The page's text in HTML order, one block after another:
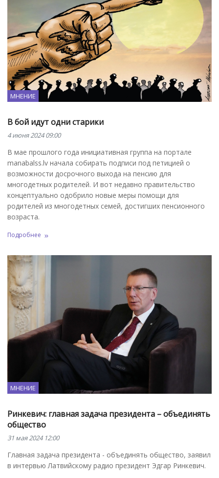
МНЕНИЕ
В бой идут одни старики
4 июня 2024 09:00
В мае прошлого года инициативная группа на портале
manabalss.lv начала собирать подписи под петицией о
возможности досрочного выхода на пенсию для
многодетных родителей. И вот недавно правительство
концептуально одобрило новые меры помощи для
родителей из многодетных семей, достигших пенсионного
возраста.
Подробнее
МНЕНИЕ
Ринкевич: главная задача президента – объединять
общество
31 мая 2024 12:00
Главная задача президента - объединять общество, заявил
в интервью Латвийскому радио президент Эдгар Ринкевич.